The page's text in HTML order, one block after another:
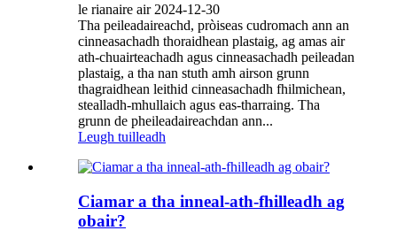
le rianaire air 2024-12-30
Tha peileadaireachd, pròiseas cudromach ann an
cinneasachadh thoraidhean plastaig, ag amas air
ath-chuairteachadh agus cinneasachadh peileadan
plastaig, a tha nan stuth amh airson grunn
thagraidhean leithid cinneasachadh fhilmichean,
stealladh-mhullaich agus eas-tharraing. Tha
grunn de pheileadaireachdan ann...
Leugh tuilleadh
Ciamar a tha inneal-ath-fhilleadh ag
obair?